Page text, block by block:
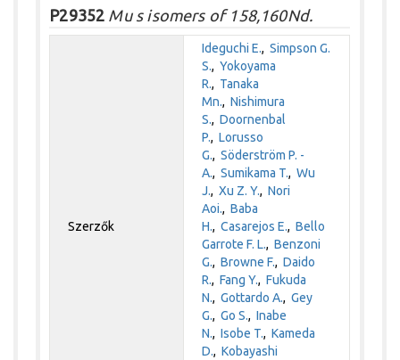
P29352 Mu s isomers of 158,160Nd.
Szerzők
Ideguchi E.,Simpson G.
S.,Yokoyama
R., Tanaka
Mn.,Nishimura
S.,Doornenbal
P.,Lorusso
G.,Söderström P. -
A.,Sumikama T.,Wu
J.,Xu Z. Y.,Nori
Aoi.,Baba
H.,Casarejos E.,Bello
Garrote F. L.,Benzoni
G.,Browne F.,Daido
R.,Fang Y.,Fukuda
N.,Gottardo A.,Gey
G.,Go S.,Inabe
N.,Isobe T.,Kameda
D.,Kobayashi